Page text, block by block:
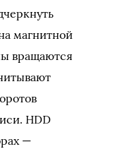
магнитной
вращаются
HDD
—